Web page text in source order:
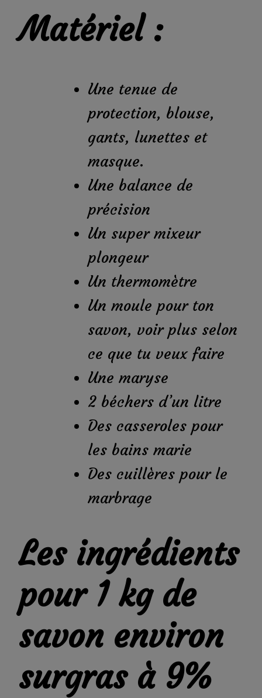
Matériel :
Une tenue de
protection, blouse,
gants, lunettes et
masque.
Une balance de
précision
Un super mixeur
plongeur
Un thermomètre
Un moule pour ton
savon, voir plus selon
ce que tu veux faire
Une maryse
2 béchers d’un litre
Des casseroles pour
les bains marie
Des cuillères pour le
marbrage
Les ingrédients
pour 1 kg de
savon environ
surgras à 9%